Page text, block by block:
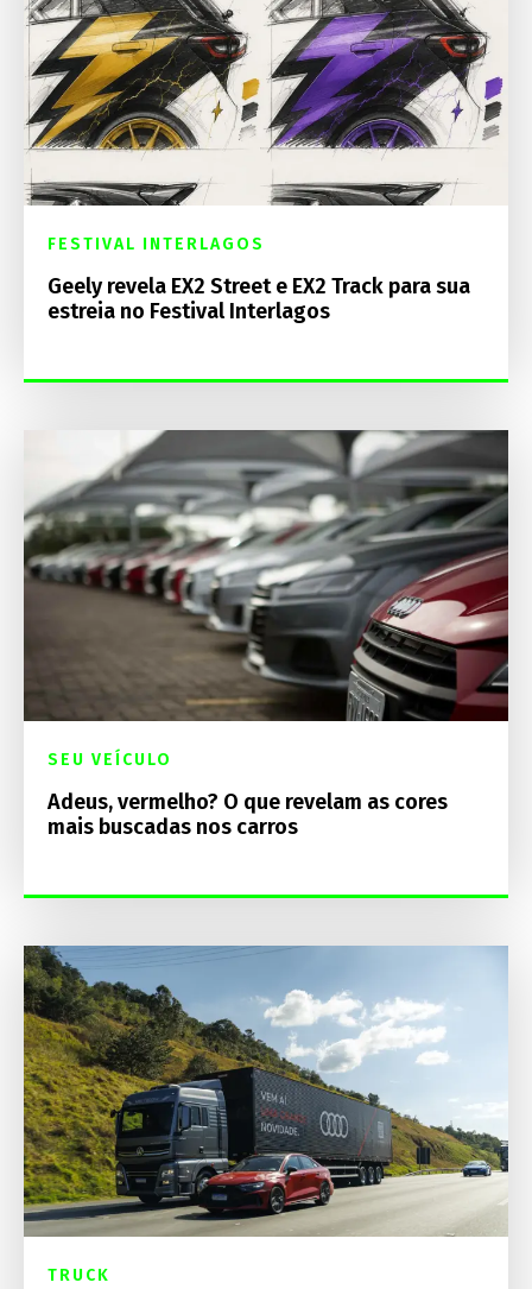
FESTIVAL INTERLAGOS
Geely revela EX2 Street e EX2 Track para sua
estreia no Festival Interlagos
SEU VEÍCULO
Adeus, vermelho? O que revelam as cores
mais buscadas nos carros
TRUCK